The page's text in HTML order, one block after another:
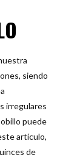
siendo
irregulares
puede
artículo,
de